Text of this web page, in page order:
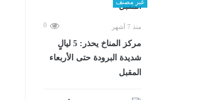
غير مصنف
منذ 7 أشهر 0
مركز المناخ يحذر: 5 ليالٍ
شديدة البرودة حتى الأربعاء
المقبل